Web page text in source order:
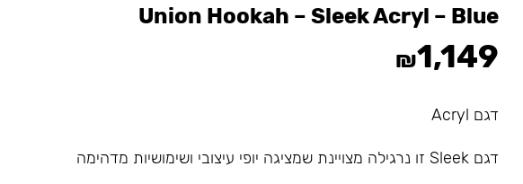
Union Hookah – Sleek Acryl – Blue
₪1,149
דגם Acryl
דגם Sleek זו נרגילה מצויינת שמציגה יופי עיצובי ושימושיות מדהימה